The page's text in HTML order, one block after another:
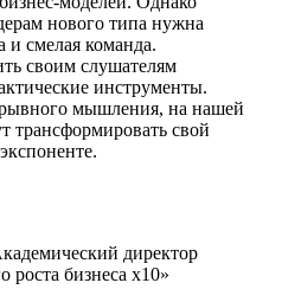
нового типа нужна
и смелая команда.
своим слушателям
инструменты.
мышления, на нашей
трансформировать свой
директор
роста бизнеса x10»